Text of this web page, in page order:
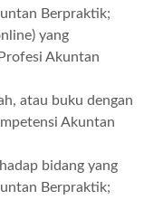
Berpraktik;
yang
Akuntan
atau buku dengan
Akuntan
bidang yang
Berpraktik;